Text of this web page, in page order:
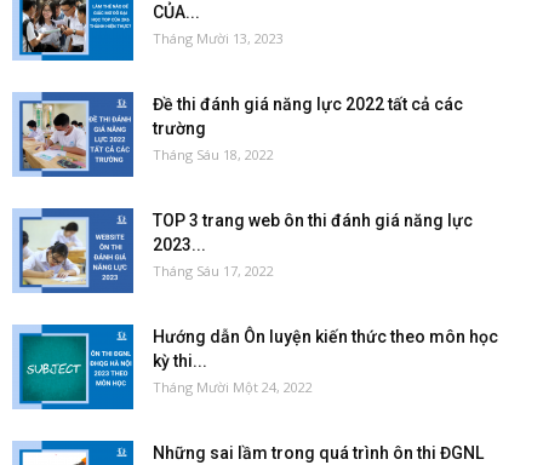
CỦA...
Tháng Mười 13, 2023
Đề thi đánh giá năng lực 2022 tất cả các
trường
Tháng Sáu 18, 2022
TOP 3 trang web ôn thi đánh giá năng lực
2023...
Tháng Sáu 17, 2022
Hướng dẫn Ôn luyện kiến thức theo môn học
kỳ thi...
Tháng Mười Một 24, 2022
Những sai lầm trong quá trình ôn thi ĐGNL